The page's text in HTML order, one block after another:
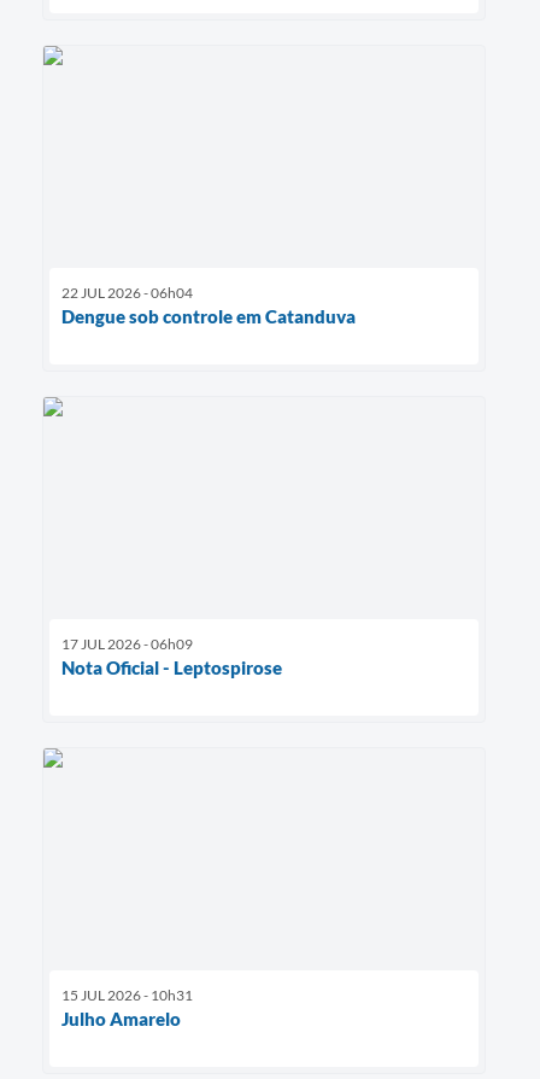
22 JUL 2026 - 06h04
Dengue sob controle em Catanduva
17 JUL 2026 - 06h09
Nota Oficial - Leptospirose
15 JUL 2026 - 10h31
Julho Amarelo